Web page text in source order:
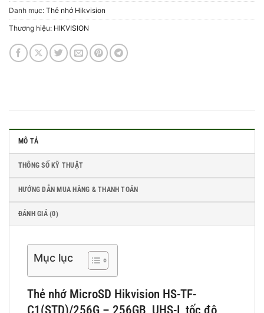
Danh mục: Thẻ nhớ Hikvision
Thương hiệu: HIKVISION
MÔ TẢ
THÔNG SỐ KỸ THUẬT
HƯỚNG DẪN MUA HÀNG & THANH TOÁN
ĐÁNH GIÁ (0)
Mục lục
Thẻ nhớ MicroSD Hikvision HS-TF-
C1(STD)/256G – 256GB, UHS-I, tốc độ